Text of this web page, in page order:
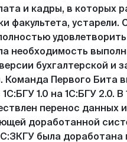
и кадры, в которых
факультета,
необходимость
бухгалтерской и
Команда Первого Бита
1.0 на 1С:БГУ 2.0. В
перенос данных
доработанной
была доработана